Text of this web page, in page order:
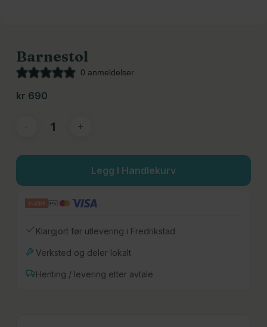
Barnestol
0 anmeldelser
kr 690
Legg I Handlekurv
Klargjort før utlevering i Fredrikstad
Verksted og deler lokalt
Henting / levering etter avtale